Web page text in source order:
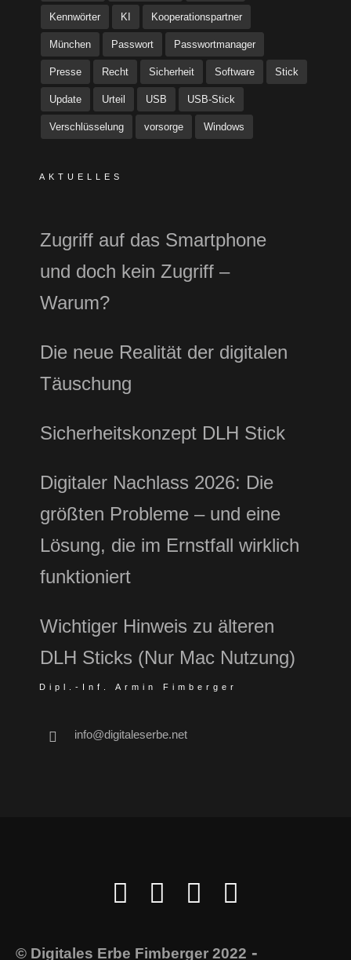
Kennwörter KI Kooperationspartner
München Passwort Passwortmanager
Presse Recht Sicherheit Software Stick
Update Urteil USB USB-Stick
Verschlüsselung vorsorge Windows
AKTUELLES
Zugriff auf das Smartphone
und doch kein Zugriff –
Warum?
Die neue Realität der digitalen
Täuschung
Sicherheitskonzept DLH Stick
Digitaler Nachlass 2026: Die
größten Probleme – und eine
Lösung, die im Ernstfall wirklich
funktioniert
Wichtiger Hinweis zu älteren
DLH Sticks (Nur Mac Nutzung)
Dipl.-Inf. Armin Fimberger
info@digitaleserbe.net
© Digitales Erbe Fimberger 2022 -